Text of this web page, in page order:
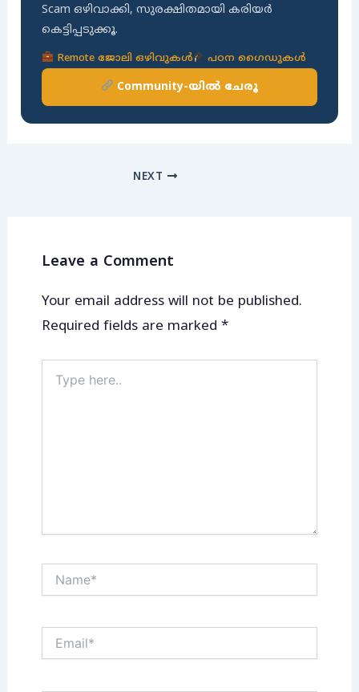
Scam ഒഴിവാക്കി, സുരക്ഷിതമായി കരിയർ
കെട്ടിപ്പടുക്കൂ.
Remote ജോലി ഒഴിവുകൾ പഠന ഗൈഡുകൾ
Community-യിൽ ചേരൂ
NEXT
Leave a Comment
Your email address will not be published.
Required fields are marked *
here..